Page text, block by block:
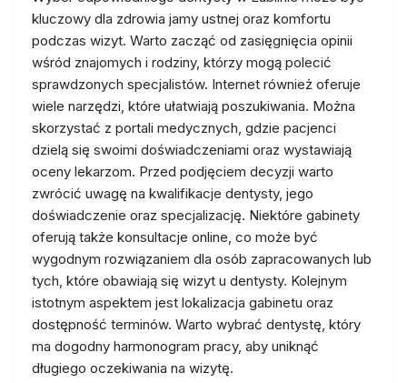
kluczowy dla zdrowia jamy ustnej oraz komfortu
podczas wizyt. Warto zacząć od zasięgnięcia opinii
wśród znajomych i rodziny, którzy mogą polecić
sprawdzonych specjalistów. Internet również oferuje
wiele narzędzi, które ułatwiają poszukiwania. Można
skorzystać z portali medycznych, gdzie pacjenci
dzielą się swoimi doświadczeniami oraz wystawiają
oceny lekarzom. Przed podjęciem decyzji warto
zwrócić uwagę na kwalifikacje dentysty, jego
doświadczenie oraz specjalizację. Niektóre gabinety
oferują także konsultacje online, co może być
wygodnym rozwiązaniem dla osób zapracowanych lub
tych, które obawiają się wizyt u dentysty. Kolejnym
istotnym aspektem jest lokalizacja gabinetu oraz
dostępność terminów. Warto wybrać dentystę, który
ma dogodny harmonogram pracy, aby uniknąć
długiego oczekiwania na wizytę.